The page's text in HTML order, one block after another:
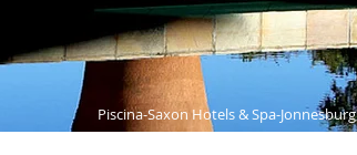
Piscina-Saxon Hotels & Spa-Jonnesburg